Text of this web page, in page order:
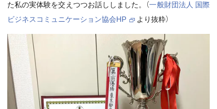
た私の実体験を交えつつお話ししました。（一般財団法人 国際
ビジネスコミュニケーション協会HP
より抜粋）